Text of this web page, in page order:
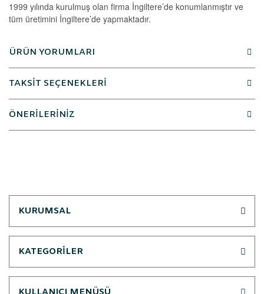
1999 yılında kurulmuş olan firma İngiltere’de konumlanmıştır ve
tüm üretimini İngiltere’de yapmaktadır.
ÜRÜN YORUMLARI
TAKSİT SEÇENEKLERİ
ÖNERİLERİNİZ
KURUMSAL
KATEGORİLER